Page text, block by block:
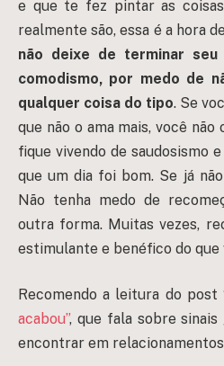
e que te fez pintar as
realmente são, essa é a hora
não deixe de terminar
comodismo, por medo de
qualquer coisa do tipo. Se
que não o ama mais, você não
fique vivendo de saudosismo
que um dia foi bom. Se já
Não tenha medo de
outra forma. Muitas vezes,
estimulante e benéfico do que
Recomendo a leitura do post
acabou”, que fala sobre
encontrar em